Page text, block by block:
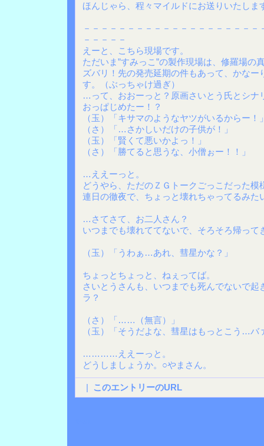
ほんじゃら、程々マイルドにお送りいたしま
－－－－－－－－－－－－－－－－－－－
－－－－－
えーと、こちら現場です。
ただいま”すみっこ”の製作現場は、修羅場の
ズバリ！先の発売延期の件もあって、かなー
す。（ぶっちゃけ過ぎ）
…って、おおーっと？原画さいとう氏とシナ
おっぱじめたー！？
（玉）「キサマのようなヤツがいるからー！
（さ）「…さかしいだけの子供が！」
（玉）「賢くて悪いかよっ！」
（さ）「勝てると思うな、小僧ぉー！！」
…ええーっと。
どうやら、ただのＺＧトークごっこだった模
連日の徹夜で、ちょっと壊れちゃってるみた
…さてさて、お二人さん？
いつまでも壊れててないで、そろそろ帰って
（玉）「うわぁ…あれ、彗星かな？」
ちょっとちょっと、ねぇってば。
さいとうさんも、いつまでも死んでないで起
ラ？
（さ）「……（無言）」
（玉）「そうだよな、彗星はもっとこう…
…………ええーっと。
どうしましょうか。○やまさん。
| このエントリーのURL